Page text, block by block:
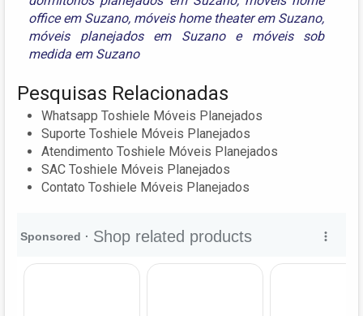
office em Suzano, móveis home theater em Suzano,
móveis planejados em Suzanoe móveis sob
medida em Suzano
Pesquisas Relacionadas
Whatsapp Toshiele Móveis Planejados
Suporte Toshiele Móveis Planejados
Atendimento Toshiele Móveis Planejados
SAC Toshiele Móveis Planejados
Contato Toshiele Móveis Planejados